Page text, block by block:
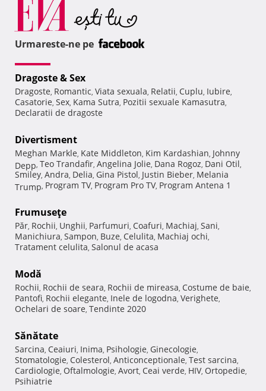
Urmareste-ne pe
Dragoste & Sex
Dragoste, Romantic, Viata sexuala, Relatii, Cuplu, Iubire,
Casatorie, Sex, Kama Sutra, Pozitii sexuale Kamasutra,
Declaratii de dragoste
Divertisment
Meghan Markle, Kate Middleton, Kim Kardashian, Johnny
Depp, Teo Trandafir, Angelina Jolie, Dana Rogoz, Dani Otil,
Smiley, Andra, Delia, Gina Pistol, Justin Bieber, Melania
Trump, Program TV, Program Pro TV, Program Antena 1
Frumuseţe
Păr, Rochii, Unghii, Parfumuri, Coafuri, Machiaj, Sani,
Manichiura, Sampon, Buze, Celulita, Machiaj ochi,
Tratament celulita, Salonul de acasa
Modă
Rochii, Rochii de seara, Rochii de mireasa, Costume de baie,
Pantofi, Rochii elegante, Inele de logodna, Verighete,
Ochelari de soare, Tendinte 2020
Sănătate
Sarcina, Ceaiuri, Inima, Psihologie, Ginecologie,
Stomatologie, Colesterol, Anticonceptionale, Test sarcina,
Cardiologie, Oftalmologie, Avort, Ceai verde, HIV, Ortopedie,
Psihiatrie